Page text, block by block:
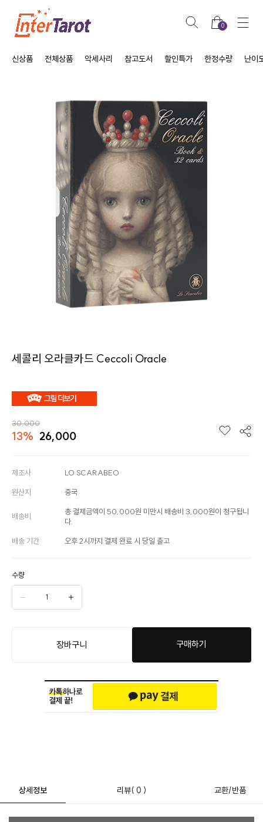
0
신상품 전체상품 악세사리 참고도서 할인특가 한정수량 난이
세콜리 오라클카드 Ceccoli Oracle
30,000
13% 26,000
제조사 LO SCARABEO
원산지 중국
배송비
총 결제금액이 50,000원 미만시 배송비 3,000원이 청구됩니
다.
배송 기간 오후 2시까지 결제 완료 시 당일 출고
수량
장바구니 구매하기
상세정보 리뷰( 0 ) 교환/반품